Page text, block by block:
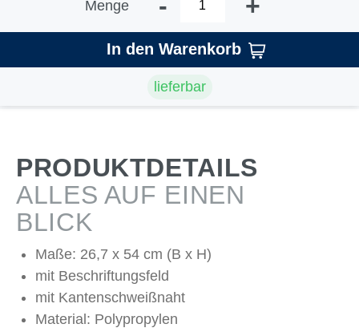
Menge
In den Warenkorb
lieferbar
PRODUKTDETAILS
ALLES AUF EINEN
BLICK
Maße: 26,7 x 54 cm (B x H)
mit Beschriftungsfeld
mit Kantenschweißnaht
Material: Polypropylen